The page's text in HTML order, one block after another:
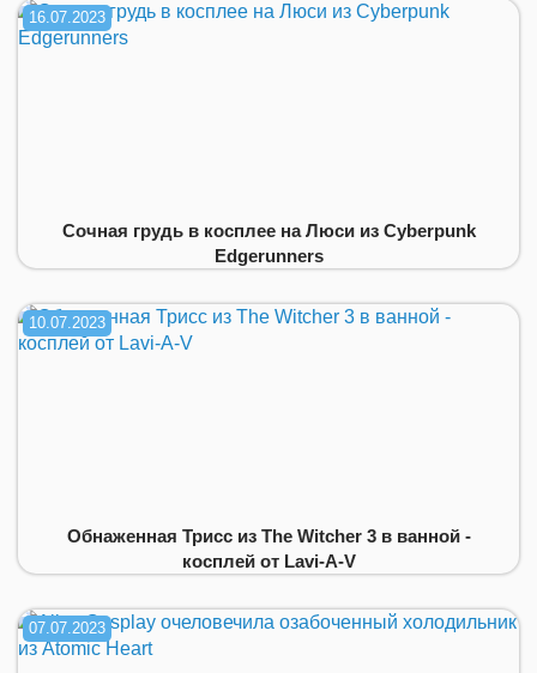
16.07.2023
Сочная грудь в косплее на Люси из Cyberpunk
Edgerunners
10.07.2023
Обнаженная Трисс из The Witcher 3 в ванной -
косплей от Lavi-A-V
07.07.2023